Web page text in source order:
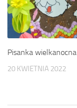
Pisanka wielkanocna
20 KWIETNIA 2022